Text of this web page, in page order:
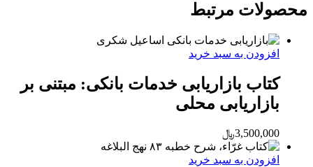
محصولات مرتبط
افزودن به سبد خرید
کتاب بازاریابی خدمات بانکی: مبتنی بر
بازاریابی محلی
3,500,000﷼
افزودن به سبد خرید